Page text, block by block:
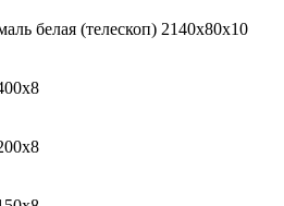
белая (телескоп) 2140х80х10